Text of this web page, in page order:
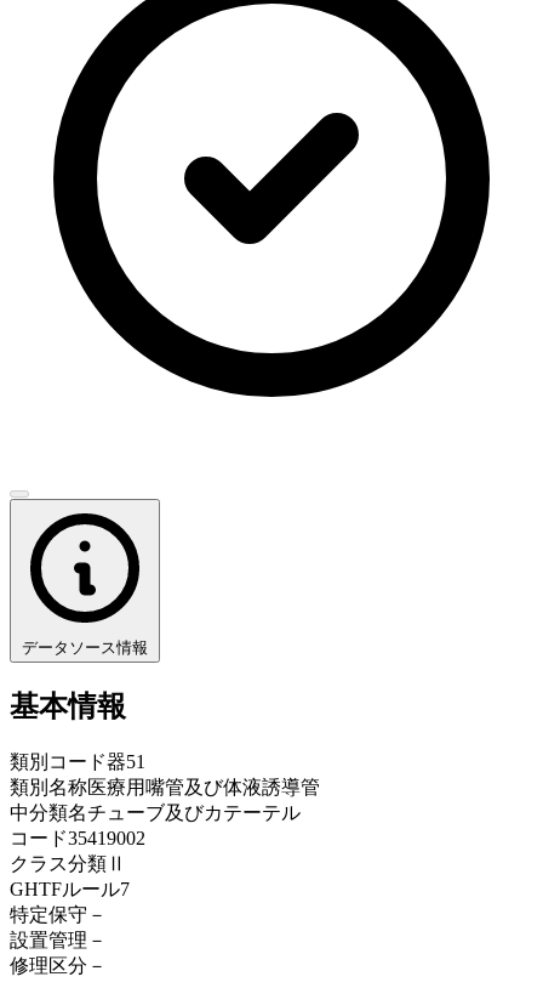
データソース情報
基本情報
類別コード器51
類別名称医療用嘴管及び体液誘導管
中分類名チューブ及びカテーテル
コード35419002
クラス分類 Ⅱ
GHTFルール7
特定保守 －
設置管理 －
修理区分 －